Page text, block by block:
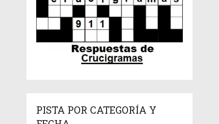
PISTA POR CATEGORÍA Y